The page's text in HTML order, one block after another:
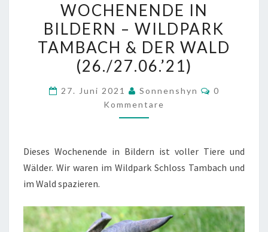
IN
BILDERN
–
WILDPARK
&
DER
WOCHENENDE IN
BILDERN – WILDPARK
TAMBACH & DER WALD
(26./27.06.’21)
27. Juni 2021 Sonnenshyn
0
Kommentare
Dieses Wochenende in Bildern ist voller Tiere und
Wälder. Wir waren im Wildpark Schloss Tambach und
im Wald spazieren.